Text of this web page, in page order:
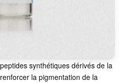
synthétiques dérivés de la
la pigmentation de la